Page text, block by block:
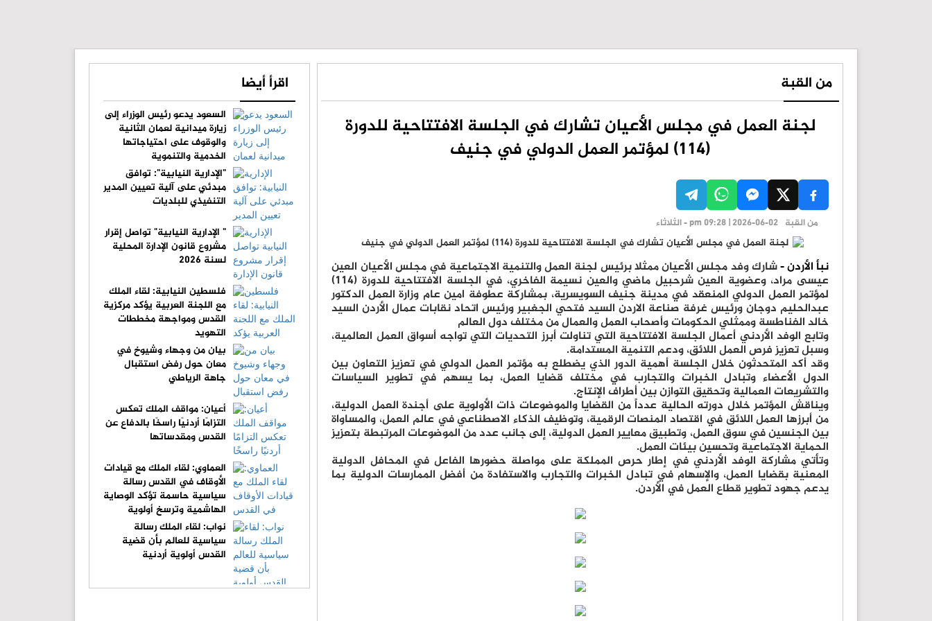
من القبة
لجنة العمل في مجلس الأعيان تشارك في الجلسة الافتتاحية للدورة
(114) لمؤتمر العمل الدولي في جنيف
من القبة pm 09:28 | 2026-06-02 - الثلاثاء
نبأ الأردن -شارك وفد مجلس الأعيان ممثلا برئيس لجنة العمل والتنمية الاجتماعية في مجلس الأعيان العين
عيسى مراد، وعضوية العين شرحبيل ماضي والعين نسيمة الفاخري، في الجلسة الافتتاحية للدورة (114)
لمؤتمر العمل الدولي المنعقد في مدينة جنيف السويسرية، بمشاركة عطوفة امين عام وزارة العمل الدكتور
عبدالحليم دوجان ورئيس غرفة صناعة الاردن السيد فتحي الجغبير ورئيس اتحاد نقابات عمال الأردن السيد
خالد الفناطسة وممثلي الحكومات وأصحاب العمل والعمال من مختلف دول العالم
وتابع الوفد الأردني أعمال الجلسة الافتتاحية التي تناولت أبرز التحديات التي تواجه أسواق العمل العالمية،
وسبل تعزيز فرص العمل اللائق، ودعم التنمية المستدامة.
وقد أكد المتحدثون خلال الجلسة أهمية الدور الذي يضطلع به مؤتمر العمل الدولي في تعزيز التعاون بين
الدول الأعضاء وتبادل الخبرات والتجارب في مختلف قضايا العمل، بما يسهم في تطوير السياسات
والتشريعات العمالية وتحقيق التوازن بين أطراف الإنتاج.
ويناقش المؤتمر خلال دورته الحالية عدداً من القضايا والموضوعات ذات الأولوية على أجندة العمل الدولية،
من أبرزها العمل اللائق في اقتصاد المنصات الرقمية، وتوظيف الذكاء الاصطناعي في عالم العمل، والمساواة
بين الجنسين في سوق العمل، وتطبيق معايير العمل الدولية، إلى جانب عدد من الموضوعات المرتبطة بتعزيز
الحماية الاجتماعية وتحسين بيئات العمل.
وتأتي مشاركة الوفد الأردني في إطار حرص المملكة على مواصلة حضورها الفاعل في المحافل الدولية
المعنية بقضايا العمل، والإسهام في تبادل الخبرات والتجارب والاستفادة من أفضل الممارسات الدولية بما
يدعم جهود تطوير قطاع العمل في الأردن.
اقرأ أيضا
السعود يدعو رئيس الوزراء إلى
زيارة ميدانية لعمان الثانية
والوقوف على احتياجاتها
الخدمية والتنموية
"الإدارية النيابية": توافق
مبدئي على آلية تعيين المدير
التنفيذي للبلديات
" الإدارية النيابية" تواصل إقرار
مشروع قانون الإدارة المحلية
لسنة 2026
فلسطين النيابية: لقاء الملك
مع اللجنة العربية يؤكد مركزية
القدس ومواجهة مخططات
التهويد
بيان من وجهاء وشيوخ في
معان حول رفض استقبال
جاهة الرياطي
أعيان: مواقف الملك تعكس
التزامًا أردنيًا راسخًا بالدفاع عن
القدس ومقدساتها
العماوي: لقاء الملك مع قيادات
الأوقاف في القدس رسالة
سياسية حاسمة تؤكد الوصاية
الهاشمية وترسخ أولوية
الدفاع عن المقدساتنواب: لقاء الملك رسالة
سياسية للعالم بأن قضية
القدس أولوية أردنية